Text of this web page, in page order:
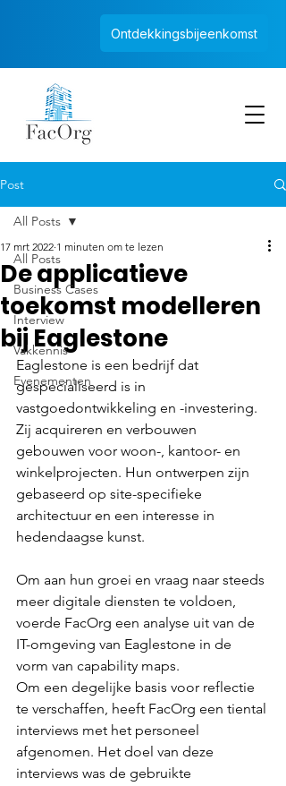
Ontdekkingsbijeenkomst
Post
All Posts
Business Cases
Interview
Vakkennis
Evenementen
All Posts
De applicatieve
toekomst modelleren
bij Eaglestone
17 mrt 2022 1 minuten om te lezen
Eaglestone is een bedrijf dat
gespecialiseerd is in
vastgoedontwikkeling en -investering.
Zij acquireren en verbouwen
gebouwen voor woon-, kantoor- en
winkelprojecten. Hun ontwerpen zijn
gebaseerd op site-specifieke
architectuur en een interesse in
hedendaagse kunst.
Om aan hun groei en vraag naar steeds
meer digitale diensten te voldoen,
voerde FacOrg een analyse uit van de
IT-omgeving van Eaglestone in de
vorm van capability maps.
Om een degelijke basis voor reflectie
te verschaffen, heeft FacOrg een tiental
interviews met het personeel
afgenomen. Het doel van deze
interviews was de gebruikte